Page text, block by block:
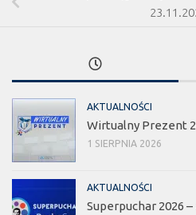
AKTUALNOŚCI
Wirtualny Prezent
1 SIERPNIA 2026
AKTUALNOŚCI
Superpuchar 2026